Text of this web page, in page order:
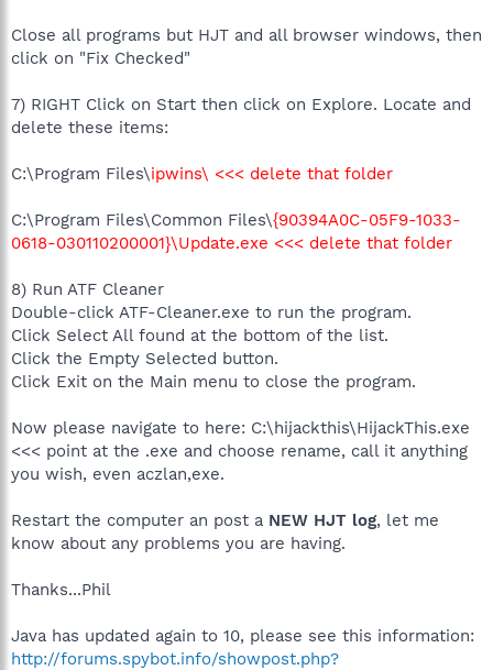
Close all programs but HJT and all browser windows, then
click on "Fix Checked"
7) RIGHT Click on Start then click on Explore. Locate and
delete these items:
C:\Program Files\ipwins\ <<< delete that folder
C:\Program Files\Common Files\{90394A0C-05F9-1033-
0618-030110200001}\Update.exe <<< delete that folder
8) Run ATF Cleaner
Double-click ATF-Cleaner.exe to run the program.
Click Select All found at the bottom of the list.
Click the Empty Selected button.
Click Exit on the Main menu to close the program.
Now please navigate to here: C:\hijackthis\HijackThis.exe
<<< point at the .exe and choose rename, call it anything
you wish, even aczlan,exe.
Restart the computer an post a NEW HJT log, let me
know about any problems you are having.
Thanks...Phil
Java has updated again to 10, please see this information:
http://forums.spybot.info/showpost.php?